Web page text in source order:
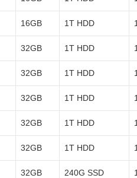
16GB 1T HDD
32GB 1T HDD
32GB 1T HDD
32GB 1T HDD
32GB 1T HDD
32GB 1T HDD
32GB 240G SSD